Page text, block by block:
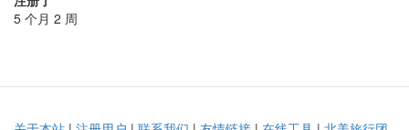
5 个月 2 周